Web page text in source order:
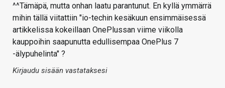
^^Tämäpä, mutta onhan laatu parantunut. En kyllä ymmärrä
mihin tällä viitattiin "io-techin kesäkuun ensimmäisessä
artikkelissa kokeillaan OnePlussan viime viikolla
kauppoihin saapunutta edullisempaa OnePlus 7
-älypuhelinta" ?
Kirjaudu sisään vastataksesi